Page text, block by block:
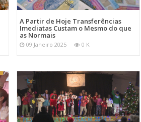
A Partir de Hoje Transferências
Imediatas Custam o Mesmo do que
as Normais
09 Janeiro 2025 0 K